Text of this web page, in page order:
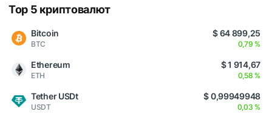
Top 5 криптовалют
Bitcoin
BTC
$ 64 899,25
0,79 %
Ethereum
ETH
$ 1 914,67
0,58 %
Tether USDt
USDT
$ 0,99949948
0,03 %